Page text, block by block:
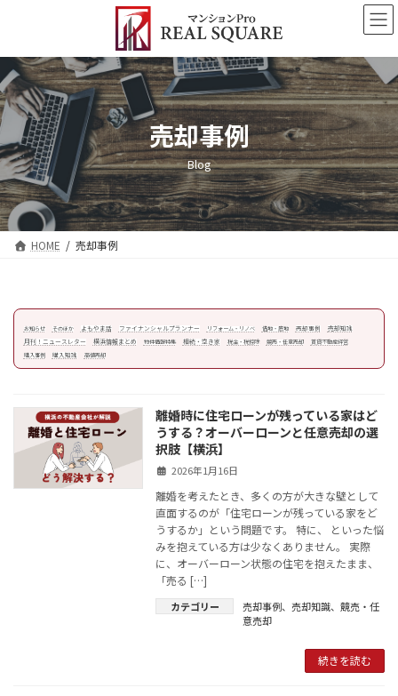
ン
ツ
へ
ス
キ
ッ
プ
ー
シ
ョ
ン
に
移
動
売却事例
Blog
HOME 売却事例
お知らせ そのほか よもやま話 ファイナンシャルプランナー リフォーム・リノベ 借地・底地 売却事例
売却知識
月刊！ニュースレター
横浜情報まとめ 物件情報特集 相続・空き家 税金・税控除 競売・任意売却
賃貸不動産経営
購入事例
購入知識 高値売却
離婚時に住宅ローンが残っている家はど
うする？オーバーローンと任意売却の選
択肢【横浜】
2026年1月16日
離婚を考えたとき、多くの方が大きな壁として
直面するのが「住宅ローンが残っている家をど
うするか」という問題です。 特に、 といった悩
みを抱えている方は少なくありません。 実際
に、オーバーローン状態の住宅を抱えたまま、
「売る […]
カテゴリー 売却事例、 売却知識、競売・任
意売却
続きを読む